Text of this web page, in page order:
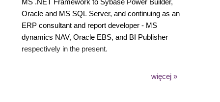
MS .NET Framework to Sybase Power Builder,
Oracle and MS SQL Server, and continuing as an
ERP consultant and report developer - MS
dynamics NAV, Oracle EBS, and BI Publisher
respectively in the present.
więcej »